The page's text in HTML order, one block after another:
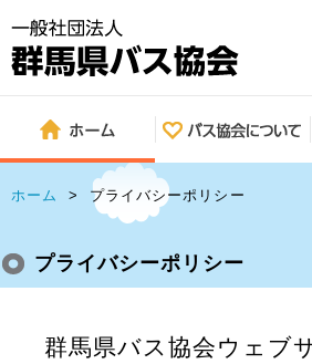
ホーム > プライバシーポリシー
プライバシーポリシー
群馬県バス協会ウェブ